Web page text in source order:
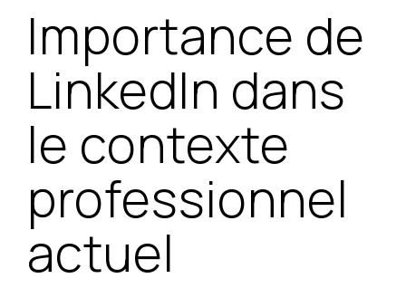
Importance de
LinkedIn dans
le contexte
professionnel
actuel